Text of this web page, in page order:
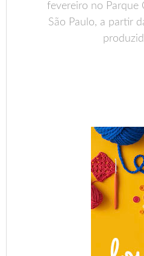
fevereiro no Parque
São Paulo, a partir